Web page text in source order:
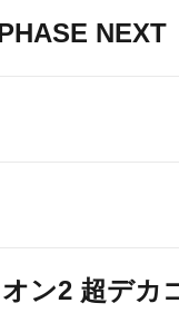
NEXT
ン2 超デカ